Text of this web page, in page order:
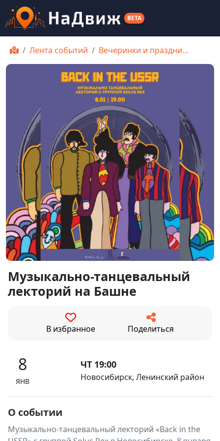
BETA
Лента событий Вечеринки и праздни…
Музыкально-танцевальный
лекторий на Башне
В избранное Поделиться
8
ЯНВ
ЧТ 19:00
Новосибирск, Ленинский район
О событии
Музыкально-танцевальный лекторий «Back in the